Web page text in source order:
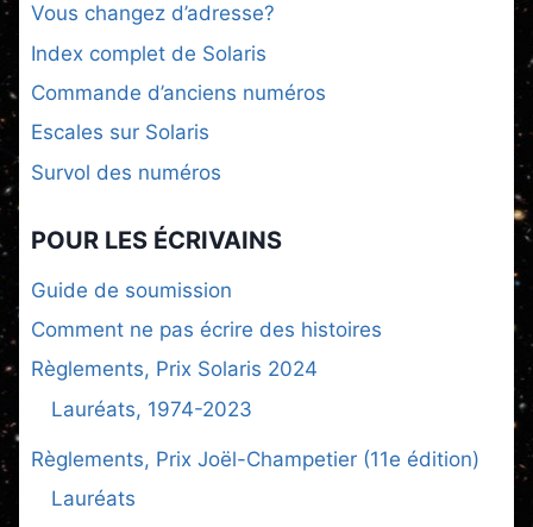
Vous changez d’adresse?
Index complet de Solaris
Commande d’anciens numéros
Escales sur Solaris
Survol des numéros
POUR LES ÉCRIVAINS
Guide de soumission
Comment ne pas écrire des histoires
Règlements, Prix Solaris 2024
Lauréats, 1974-2023
Règlements, Prix Joël-Champetier (11e édition)
Lauréats